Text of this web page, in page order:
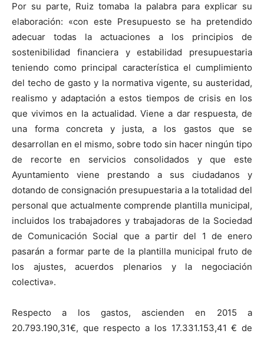
Por su parte, Ruiz tomaba la palabra para explicar su
elaboración: «con este Presupuesto se ha pretendido
adecuar todas la actuaciones a los principios de
sostenibilidad financiera y estabilidad presupuestaria
teniendo como principal característica el cumplimiento
del techo de gasto y la normativa vigente, su austeridad,
realismo y adaptación a estos tiempos de crisis en los
que vivimos en la actualidad. Viene a dar respuesta, de
una forma concreta y justa, a los gastos que se
desarrollan en el mismo, sobre todo sin hacer ningún tipo
de recorte en servicios consolidados y que este
Ayuntamiento viene prestando a sus ciudadanos y
dotando de consignación presupuestaria a la totalidad del
personal que actualmente comprende plantilla municipal,
incluidos los trabajadores y trabajadoras de la Sociedad
de Comunicación Social que a partir del 1 de enero
pasarán a formar parte de la plantilla municipal fruto de
los ajustes, acuerdos plenarios y la negociación
colectiva».
Respecto a los gastos, ascienden en 2015 a
20.793.190,31€, que respecto a los 17.331.153,41 € de